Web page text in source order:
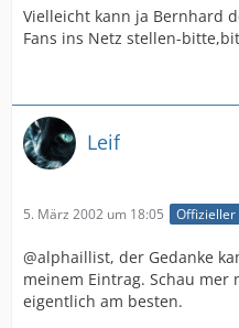
Vielleicht kann ja Bernhard
Fans ins Netz stellen-
Leif
5. März 2002 um 18:05
@alphaillist, der Gedanke
meinem Eintrag. Schau mer
eigentlich am besten.